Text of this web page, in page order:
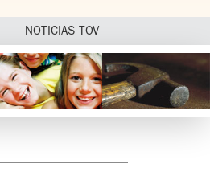
NOTICIAS TOV